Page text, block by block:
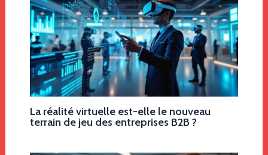
La réalité virtuelle est-elle le nouveau
terrain de jeu des entreprises B2B ?